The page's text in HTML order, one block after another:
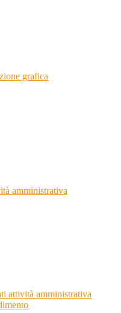
grafica
amministrativa
attività amministrativa